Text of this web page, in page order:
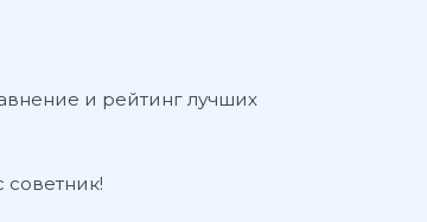
и рейтинг лучших